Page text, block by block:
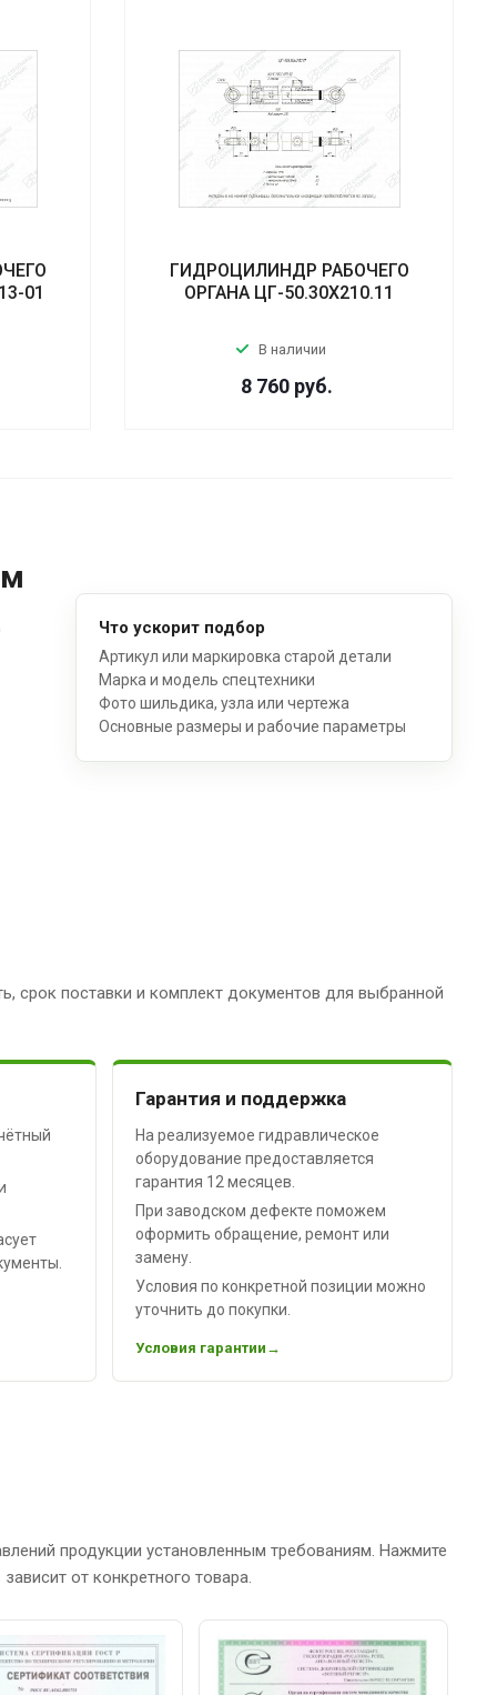
01
ГИДРОЦИЛИНДР РАБОЧЕГО
ОРГАНА ЦГ-50.30Х210.11
В наличии
8 760 руб.
Что ускорит подбор
Артикул или маркировка старой детали
Марка и модель спецтехники
Фото шильдика, узла или чертежа
Основные размеры и рабочие параметры
срок поставки и комплект документов для выбранной
Гарантия и поддержка
На реализуемое гидравлическое
оборудование предоставляется
гарантия 12 месяцев.
При заводском дефекте поможем
оформить обращение, ремонт или
замену.
Условия по конкретной позиции можно
уточнить до покупки.
Условия гарантии
продукции установленным требованиям. Нажмите
от конкретного товара.